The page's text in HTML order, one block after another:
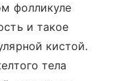
фолликуле
и такое
кистой.
тела